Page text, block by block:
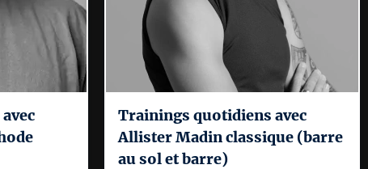
Trainings quotidiens avec
Allister Madin classique (barre
au sol et barre)